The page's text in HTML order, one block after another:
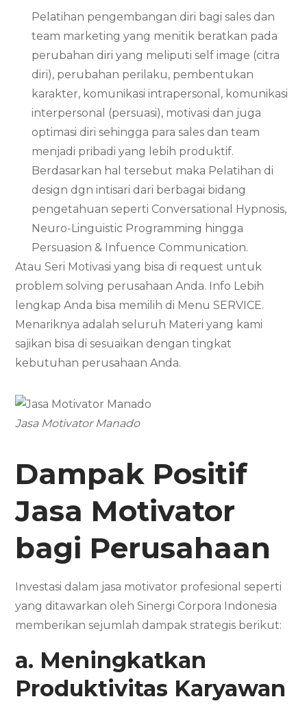
Pelatihan pengembangan diri bagi sales dan
team marketing yang menitik beratkan pada
perubahan diri yang meliputi self image (citra
diri), perubahan perilaku, pembentukan
karakter, komunikasi intrapersonal, komunikasi
interpersonal (persuasi), motivasi dan juga
optimasi diri sehingga para sales dan team
menjadi pribadi yang lebih produktif.
Berdasarkan hal tersebut maka Pelatihan di
design dgn intisari dari berbagai bidang
pengetahuan seperti Conversational Hypnosis,
Neuro-Linguistic Programming hingga
Persuasion & Infuence Communication.
Atau Seri Motivasi yang bisa di request untuk
problem solving perusahaan Anda. Info Lebih
lengkap Anda bisa memilih di Menu SERVICE.
Menariknya adalah seluruh Materi yang kami
sajikan bisa di sesuaikan dengan tingkat
kebutuhan perusahaan Anda.
Jasa Motivator Manado
Dampak Positif
Jasa Motivator
bagi Perusahaan
Investasi dalam jasa motivator profesional seperti
yang ditawarkan oleh Sinergi Corpora Indonesia
memberikan sejumlah dampak strategis berikut:
a. Meningkatkan
Produktivitas Karyawan